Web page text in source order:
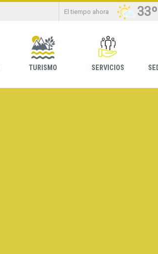
El tiempo ahora 33º
TURISMO SERVICIOS